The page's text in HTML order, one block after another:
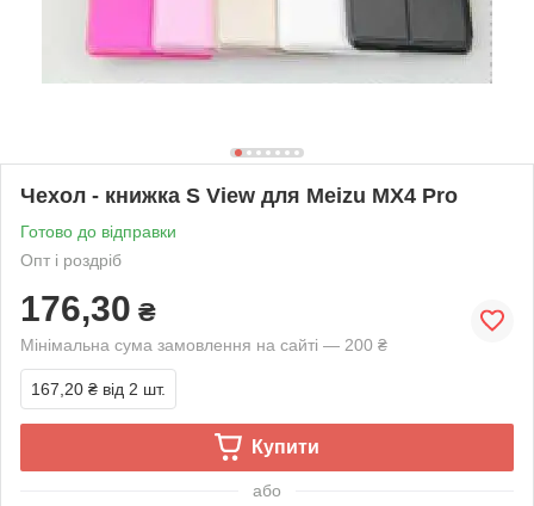
Чехол - книжка S View для Meizu MX4 Pro
Готово до відправки
Опт і роздріб
176,30 ₴
Мінімальна сума замовлення на сайті — 200 ₴
167,20 ₴ від 2 шт.
Купити
або